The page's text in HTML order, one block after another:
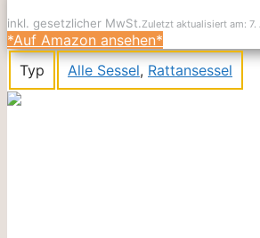
inkl. gesetzlicher MwSt.Zuletzt aktualisiert am:
*Auf Amazon ansehen*
Typ
Alle Sessel, Rattansessel